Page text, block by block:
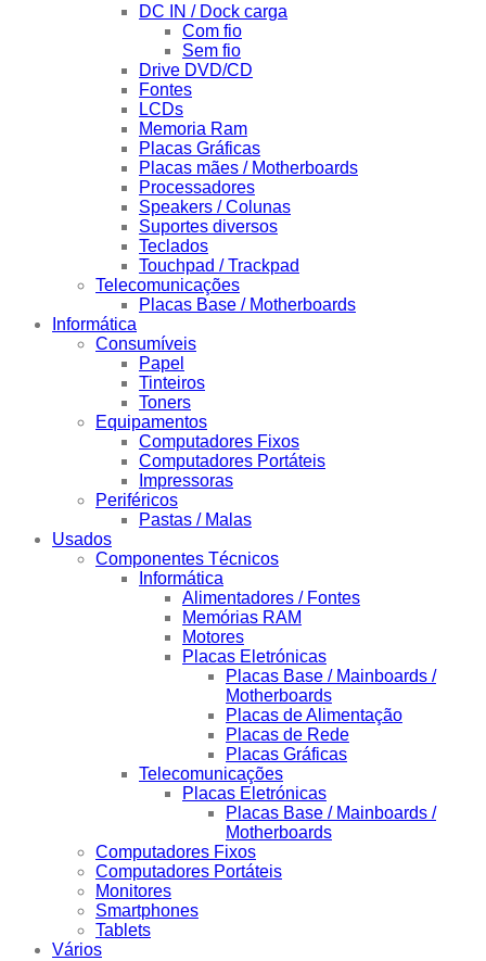
DC IN / Dock carga
Com fio
Sem fio
Drive DVD/CD
Fontes
LCDs
Memoria Ram
Placas Gráficas
Placas mães / Motherboards
Processadores
Speakers / Colunas
Suportes diversos
Teclados
Touchpad / Trackpad
Telecomunicações
Placas Base / Motherboards
Informática
Consumíveis
Papel
Tinteiros
Toners
Equipamentos
Computadores Fixos
Computadores Portáteis
Impressoras
Periféricos
Pastas / Malas
Usados
Componentes Técnicos
Informática
Alimentadores / Fontes
Memórias RAM
Motores
Placas Eletrónicas
Placas Base / Mainboards /
Motherboards
Placas de Alimentação
Placas de Rede
Placas Gráficas
Telecomunicações
Placas Eletrónicas
Placas Base / Mainboards /
Motherboards
Computadores Fixos
Computadores Portáteis
Monitores
Smartphones
Tablets
Vários